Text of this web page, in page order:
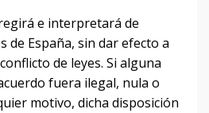
e interpretará de
de España, sin dar efecto a
de leyes. Si alguna
fuera ilegal, nula o
motivo, dicha disposición